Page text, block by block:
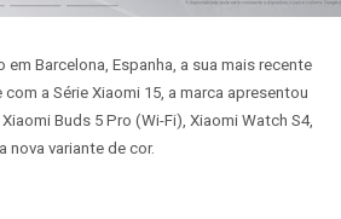
Barcelona, Espanha, a sua mais recente
a Série Xiaomi 15, a marca apresentou
Buds 5 Pro (Wi-Fi), Xiaomi Watch S4,
nova variante de cor.